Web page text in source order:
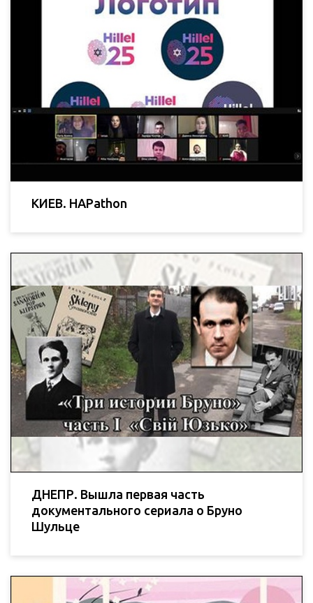
КИЕВ. HAPathon
ДНЕПР. Вышла первая часть
документального сериала о Бруно
Шульце